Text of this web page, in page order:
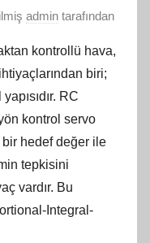
admin tarafından
kontrollü hava,
biri;
RC
kontrol servo
hedef değer ile
tepkisini
vardır. Bu
Integral-